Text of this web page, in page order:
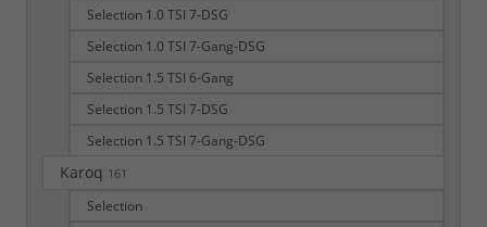
Selection 1.0 TSI 7-DSG
Selection 1.0 TSI 7-Gang-DSG
Selection 1.5 TSI 6-Gang
Selection 1.5 TSI 7-DSG
Selection 1.5 TSI 7-Gang-DSG
Karoq 161
Selection